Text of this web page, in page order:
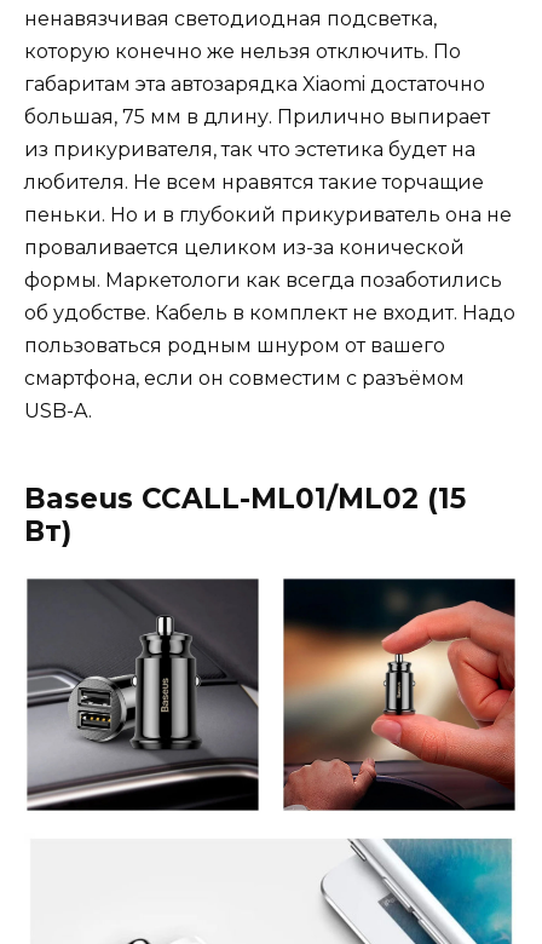
ненавязчивая светодиодная подсветка,
которую конечно же нельзя отключить. По
габаритам эта автозарядка Xiaomi достаточно
большая, 75 мм в длину. Прилично выпирает
из прикуривателя, так что эстетика будет на
любителя. Не всем нравятся такие торчащие
пеньки. Но и в глубокий прикуриватель она не
проваливается целиком из-за конической
формы. Маркетологи как всегда позаботились
об удобстве. Кабель в комплект не входит. Надо
пользоваться родным шнуром от вашего
смартфона, если он совместим с разъёмом
USB-A.
Baseus CCALL-ML01/ML02 (15
Вт)